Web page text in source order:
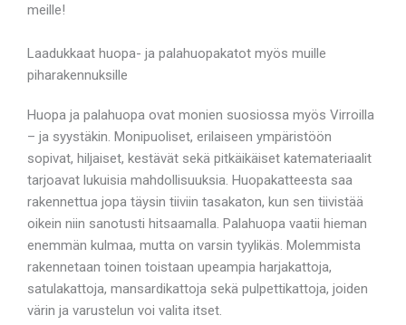
meille!
Laadukkaat huopa- ja palahuopakatot myös muille
piharakennuksille
Huopa ja palahuopa ovat monien suosiossa myös Virroilla
– ja syystäkin. Monipuoliset, erilaiseen ympäristöön
sopivat, hiljaiset, kestävät sekä pitkäikäiset katemateriaalit
tarjoavat lukuisia mahdollisuuksia. Huopakatteesta saa
rakennettua jopa täysin tiiviin tasakaton, kun sen tiivistää
oikein niin sanotusti hitsaamalla. Palahuopa vaatii hieman
enemmän kulmaa, mutta on varsin tyylikäs. Molemmista
rakennetaan toinen toistaan upeampia harjakattoja,
satulakattoja, mansardikattoja sekä pulpettikattoja, joiden
värin ja varustelun voi valita itset.